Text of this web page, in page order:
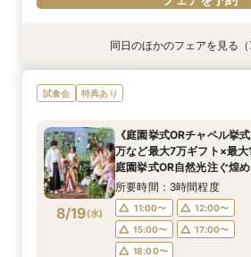
特典あり
8/17(月)
【料理重視の方必見BIGフ
ブリアン×オマールコース
所要時間：3時間程度
11:00〜
12:00〜
15:00〜
17:00〜
18:00〜
フェアを予約
8/17(月)
【フォト婚・挙式のみ・家
なんでも相談会◆
11:00〜
12:00〜
15:00〜
17:00〜
18:00〜
フェアを予約
特典あり
8/17(月)
【２件目以降の見学の方】
＆予算相談会＼ドレス最
リアン×オマールなどコー
会◆
所要時間：3時間程度
11:00〜
12:00〜
15:00〜
17:00〜
18:00〜
フェアを予約
衣装試着 特典あり
8/17(月)
【40～70名おすすめ会場
＆会場見学×じっくり見積
所要時間：3時間程度
11:00〜
12:00〜
15:00〜
17:00〜
18:00〜
フェアを予約
衣装試着 特典あり
8/17(月)
【初めて見学に】マイナ
典＆来館7万ギフト｜豪華4
所要時間：3時間程度
11:00〜
12:00〜
15:00〜
17:00〜
18:00〜
フェアを予約
特典あり
8/17(月)
平日限定開催！マイナビ
★【来館7万ギフト×最大
＆貸切邸宅見学◆マイナビ
所要時間：3時間程度
11:00〜
12:00〜
15:00〜
17:00〜
18:00〜
フェアを予約
特典あり
8/17(月)
《庭園挙式ORチャペル挙
万など最大7万ギフト×最
貸切邸宅見学×4万円相当
イナビ限定BIG
所要時間：3時間程度
11:00〜
12:00〜
15:00〜
17:00〜
18:00〜
フェアを予約
同日のほかのフェアを見る（
試食会 特典あり
8/19(水)
《庭園挙式ORチャペル挙
万など最大7万ギフト×最
庭園挙式OR自然光注ぐ煌
貸切邸宅見学×4万円相当
イナビ限定BIG
所要時間：3時間程度
11:00〜
12:00〜
15:00〜
17:00〜
18:00〜